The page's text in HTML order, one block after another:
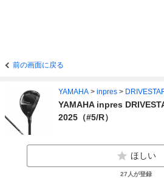
前の画面に戻る
YAMAHA > inpres >
YAMAHA inpres
2025（#5/R）
ほしい
27 人が登録